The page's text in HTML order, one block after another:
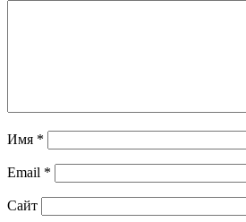
Имя *
Email *
Сайт